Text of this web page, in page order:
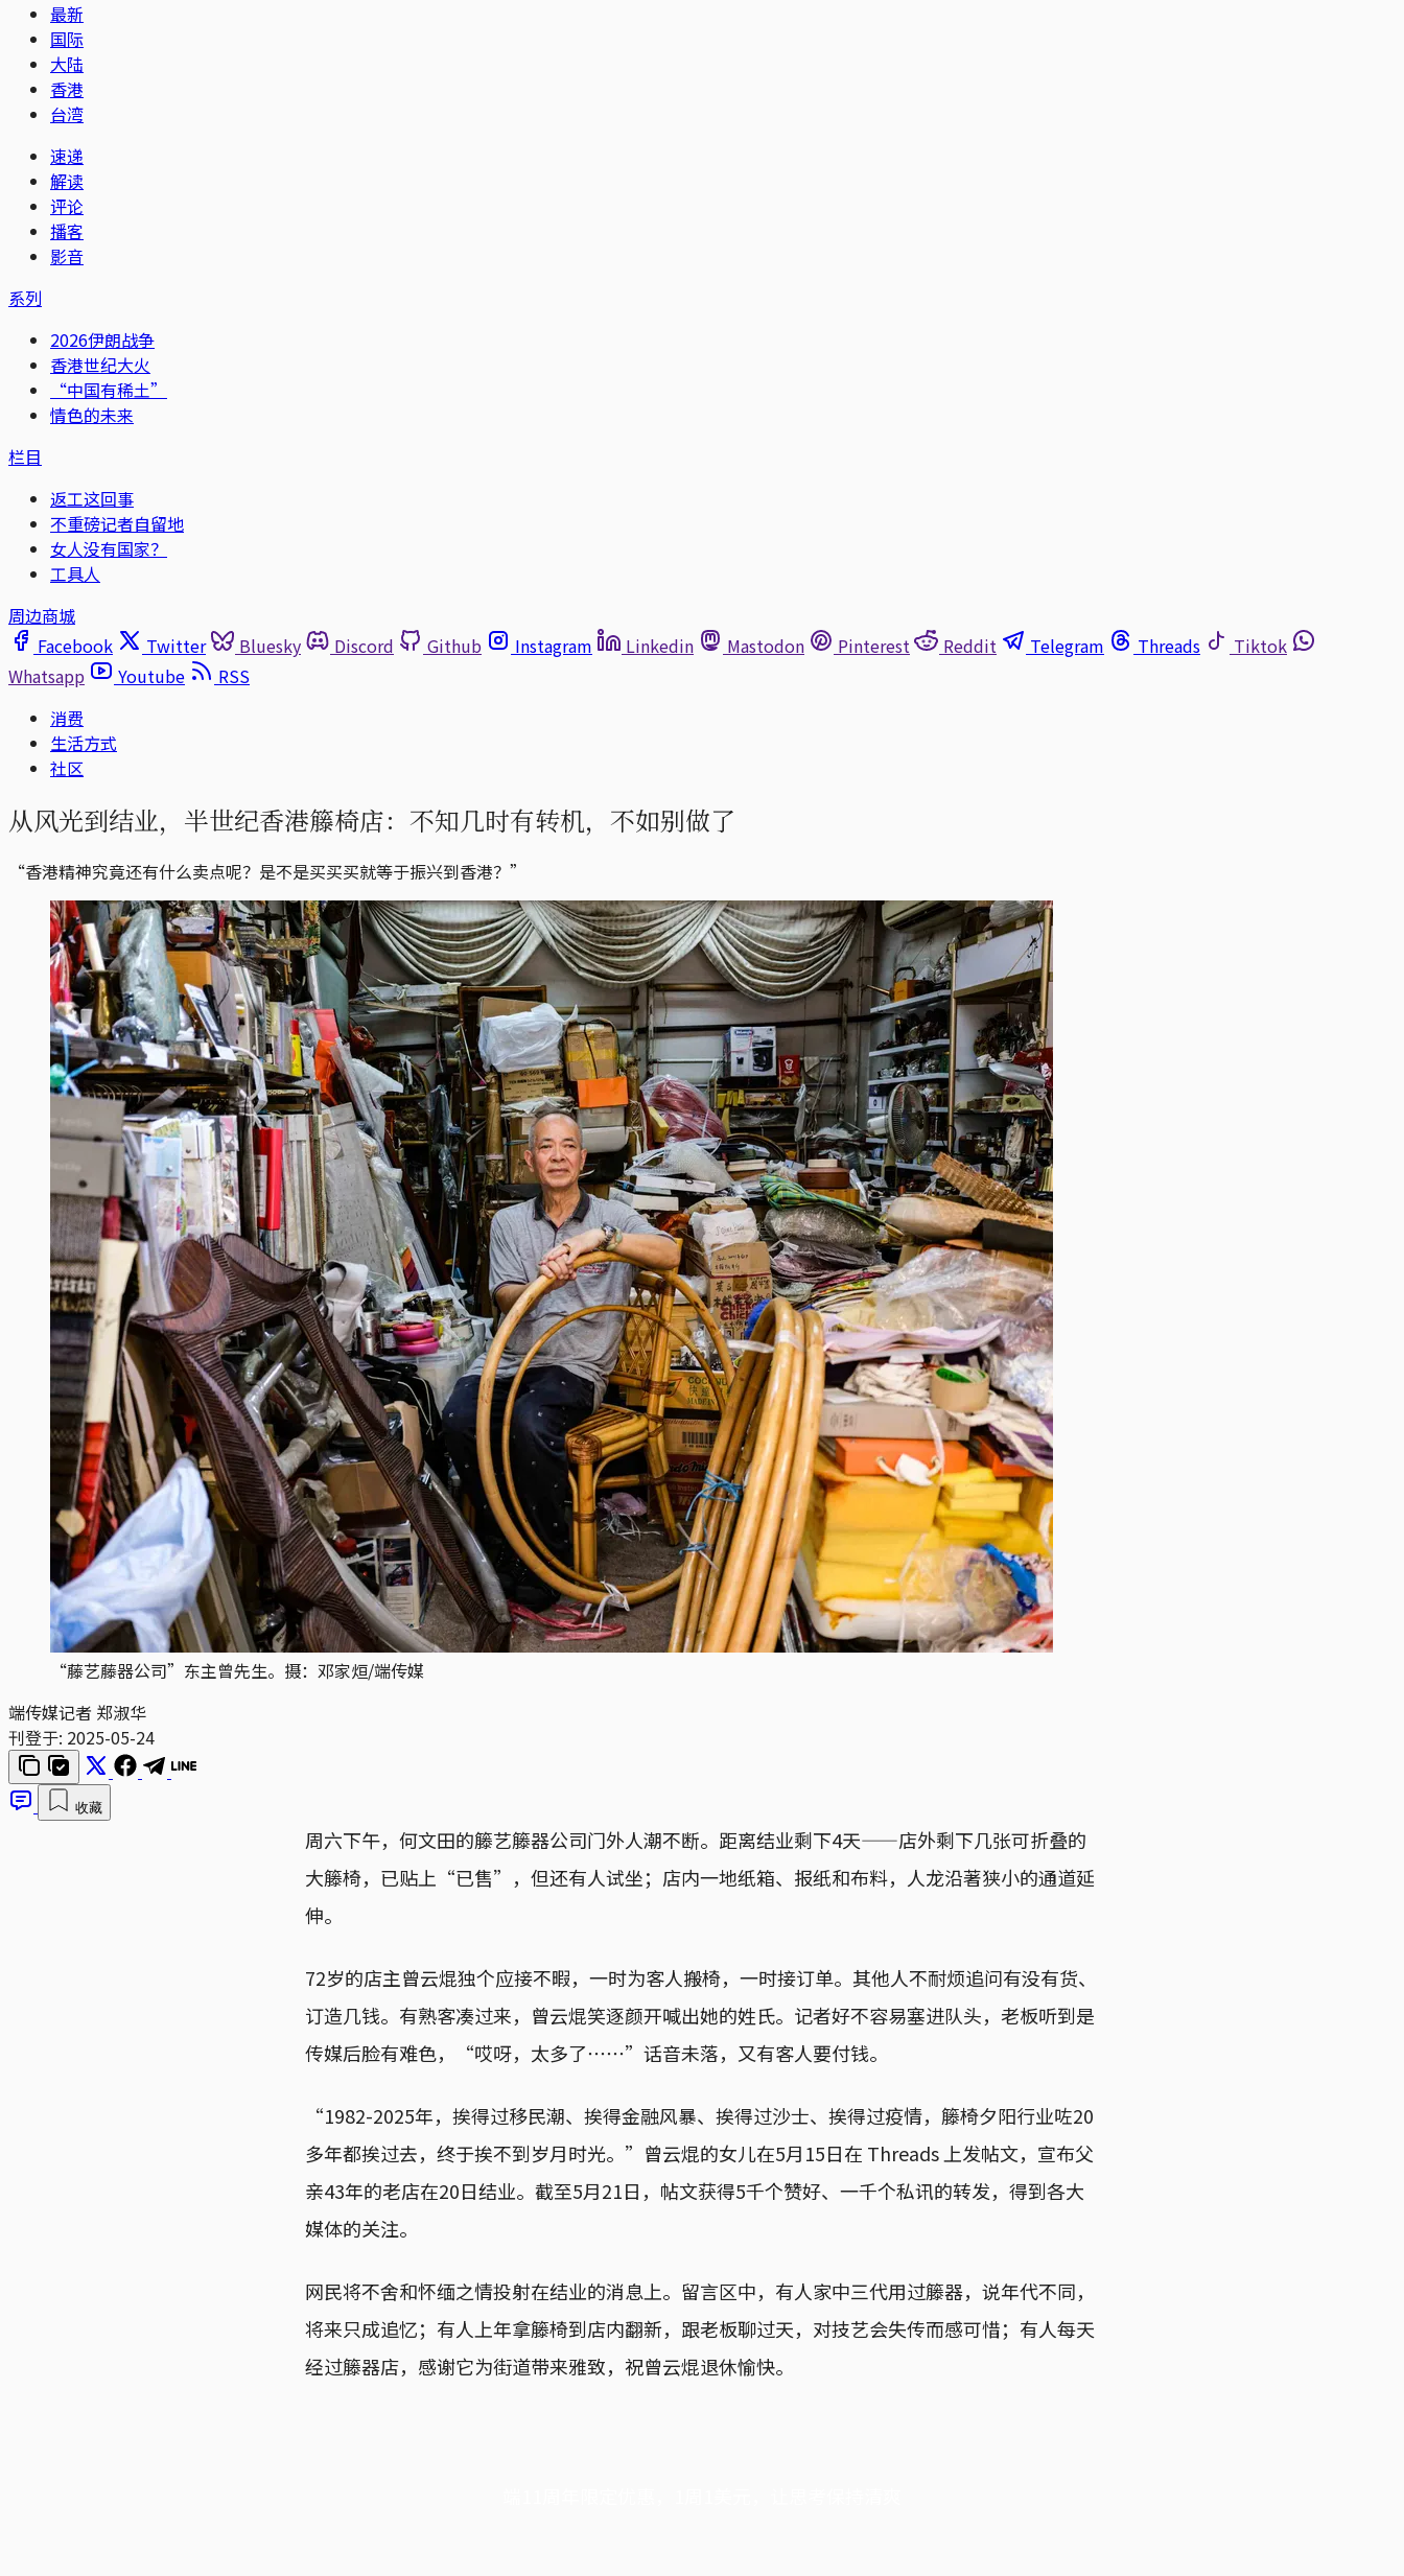
最新
国际
大陆
香港
台湾
速递
解读
评论
播客
影音
系列
2026伊朗战争
香港世纪大火
“中国有稀土”
情色的未来
栏目
返工这回事
不重磅记者自留地
女人没有国家？
工具人
周边商城
Facebook
Twitter Bluesky Discord Github Instagram Linkedin Mastodon Pinterest Reddit Telegram Threads
Tiktok
Whatsapp
Youtube
RSS
消费
生活方式
社区
从风光到结业，半世纪香港籐椅店：不知几时有转机，不如别做了
“香港精神究竟还有什么卖点呢？是不是买买买就等于振兴到香港？”
“藤艺藤器公司”东主曾先生。摄：邓家烜/端传媒
端传媒记者 郑淑华
刊登于: 2025-05-24
收藏
周六下午，何文田的籐艺籐器公司门外人潮不断。距离结业剩下4天——店外剩下几张可折叠的
大籐椅，已贴上“已售”，但还有人试坐；店内一地纸箱、报纸和布料，人龙沿著狭小的通道延
伸。
72岁的店主曾云焜独个应接不暇，一时为客人搬椅，一时接订单。其他人不耐烦追问有没有货、
订造几钱。有熟客凑过来，曾云焜笑逐颜开喊出她的姓氏。记者好不容易塞进队头，老板听到是
传媒后脸有难色，“哎呀，太多了⋯⋯”话音未落，又有客人要付钱。
“1982-2025年，挨得过移民潮、挨得金融风暴、挨得过沙士、挨得过疫情，籐椅夕阳行业咗20
多年都挨过去，终于挨不到岁月时光。”曾云焜的女儿在5月15日在 Threads 上发帖文，宣布父
亲43年的老店在20日结业。截至5月21日，帖文获得5千个赞好、一千个私讯的转发，得到各大
媒体的关注。
网民将不舍和怀缅之情投射在结业的消息上。留言区中，有人家中三代用过籐器，说年代不同，
将来只成追忆；有人上年拿籐椅到店内翻新，跟老板聊过天，对技艺会失传而感可惜；有人每天
经过籐器店，感谢它为街道带来雅致，祝曾云焜退休愉快。